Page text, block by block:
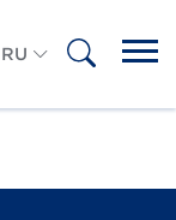
RU
RO